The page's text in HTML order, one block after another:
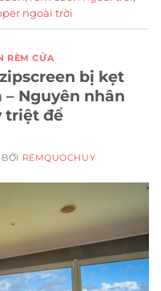
ngoài trời
RÈM CỬA
bị kẹt
Nguyên nhân
triệt để
BỞI REMQUOCHUY